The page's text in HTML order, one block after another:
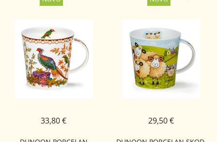
33,80 € 29,50 €